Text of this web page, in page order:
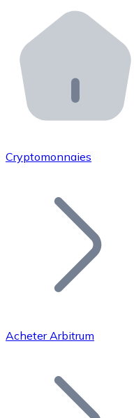
Distributeurs
Intégrez un ATM
API Bitnovo
Intégrez notre API
Rejoignez notre
Ajoutez le token
Bitcoin
Cryptomonnaies
Acheter Arbitrum